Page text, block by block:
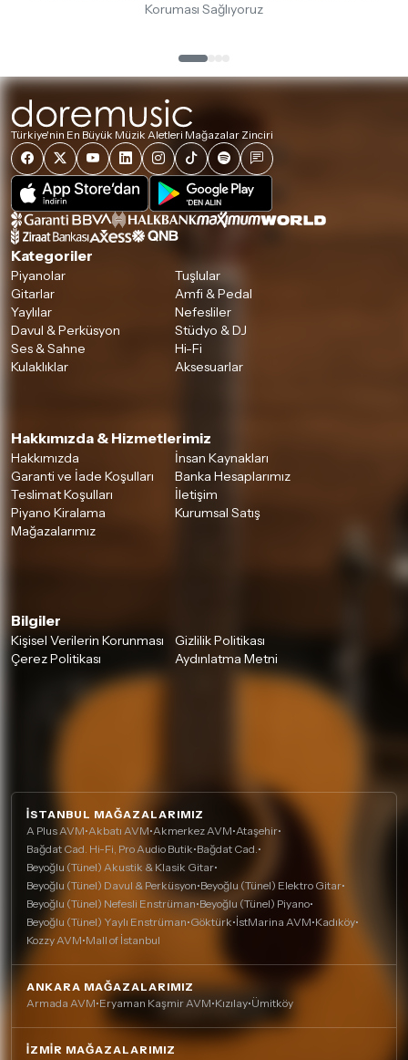
Koruması Sağlıyoruz
Türkiye'nin En Büyük Müzik Aletleri Mağazalar Zinciri
Kategoriler
Piyanolar
Tuşlular
Gitarlar
Amfi & Pedal
Yaylılar
Nefesliler
Davul & Perküsyon
Stüdyo & DJ
Ses & Sahne
Hi-Fi
Kulaklıklar
Aksesuarlar
Hakkımızda & Hizmetlerimiz
Hakkımızda
İnsan Kaynakları
Garanti ve İade Koşulları
Banka Hesaplarımız
Teslimat Koşulları
İletişim
Piyano Kiralama
Kurumsal Satış
Mağazalarımız
Bilgiler
Kişisel Verilerin Korunması
Gizlilik Politikası
Çerez Politikası
Aydınlatma Metni
İSTANBUL MAĞAZALARIMIZ
A Plus AVM•Akbatı AVM•Akmerkez AVM•Ataşehir•
Bağdat Cad. Hi-Fi, Pro Audio Butik•Bağdat Cad.•
Beyoğlu (Tünel) Akustik & Klasik Gitar•
Beyoğlu (Tünel) Davul & Perküsyon•Beyoğlu (Tünel) Elektro Gitar•
Beyoğlu (Tünel) Nefesli Enstrüman•Beyoğlu (Tünel) Piyano•
Beyoğlu (Tünel) Yaylı Enstrüman•Göktürk•İstMarina AVM•Kadıköy•
Kozzy AVM•Mall of İstanbul
ANKARA MAĞAZALARIMIZ
Armada AVM•Eryaman Kaşmir AVM•Kızılay•Ümitköy
İZMIR MAĞAZALARIMIZ